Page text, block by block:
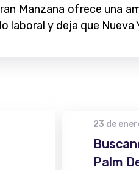
Manzana ofrece una
laboral y deja que
23 de
Palm